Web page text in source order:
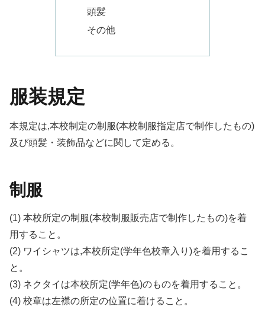
頭髪
その他
服装規定
本規定は,本校制定の制服(本校制服指定店で制作したもの)
及び頭髪・装飾品などに関して定める。
制服
(1) 本校所定の制服(本校制服販売店で制作したもの)を着
用すること。
(2) ワイシャツは,本校所定(学年色校章入り)を着用するこ
と。
(3) ネクタイは本校所定(学年色)のものを着用すること。
(4) 校章は左襟の所定の位置に着けること。